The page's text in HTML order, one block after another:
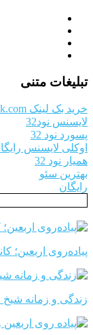
تبلیغات متنی
خرید بک لینک behtarinbacklink.com
لایسنس نود32
پسورد نود 32
اوکلی لایسنس رایگان
همیار نود 32
بهترین سئو
رایگان
پیاده‌روی اربعین؛
زندگی و زمانه